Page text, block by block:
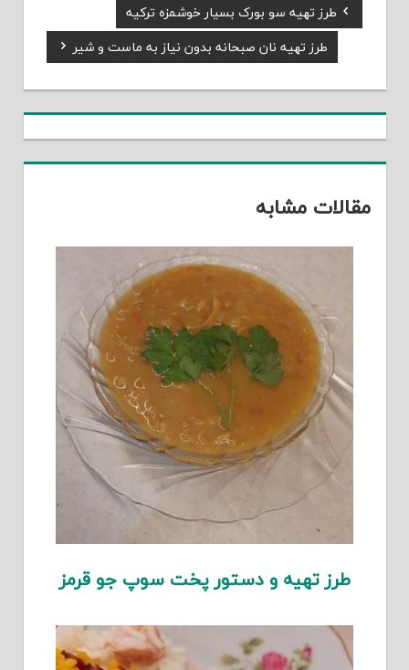
راهبری
نوشته
Previous
Post:
طرز تهیه سو بورک بسیار خوشمزه ترکیه
Next
Post:
طرز تهیه نان صبحانه بدون نیاز به ماست و شیر
مقالات مشابه
طرز تهیه و دستور پخت سوپ جو قرمز